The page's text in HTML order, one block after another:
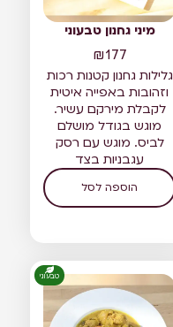
מיני גחנון טבעוני
₪177
גלילות גחנון קטנות רכות
וזהובות באפייה איטית
לקבלת מירקם עשיר.
מוגש בגודל מושלם
לביס. מוגש עם רסק
עגבניות בצד
הוספה לסל
טבעוני